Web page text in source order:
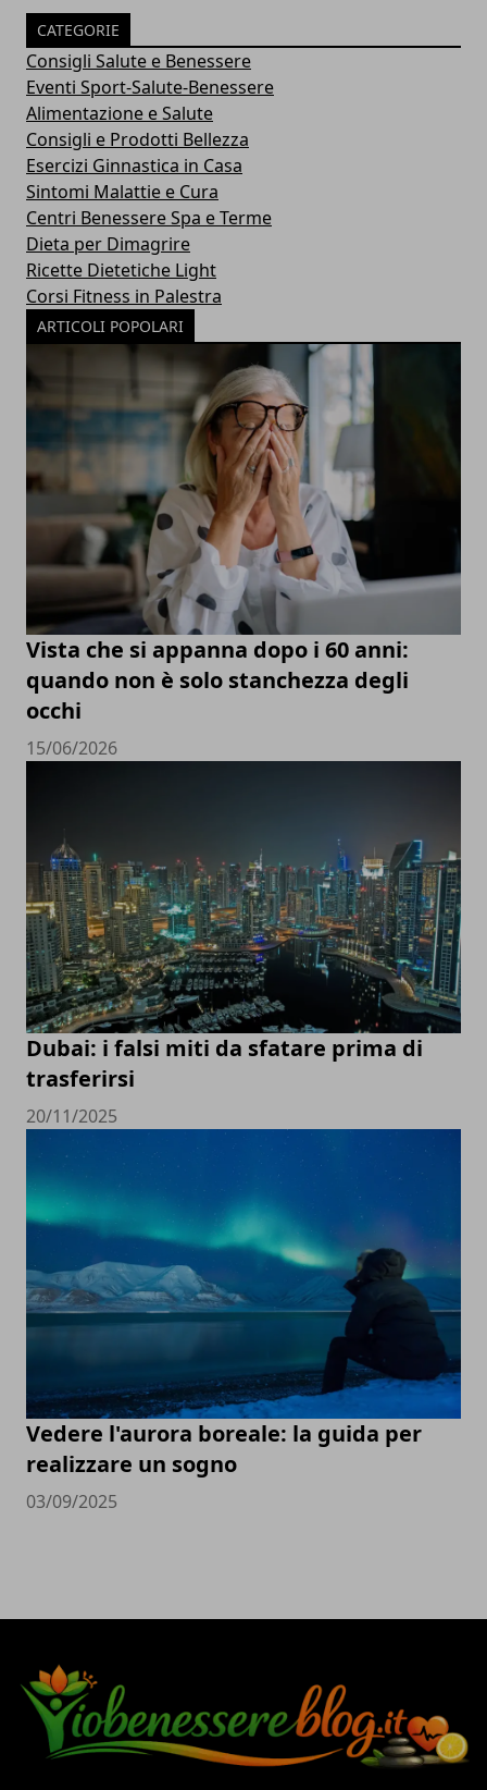
CATEGORIE
Consigli Salute e Benessere
Eventi Sport-Salute-Benessere
Alimentazione e Salute
Consigli e Prodotti Bellezza
Esercizi Ginnastica in Casa
Sintomi Malattie e Cura
Centri Benessere Spa e Terme
Dieta per Dimagrire
Ricette Dietetiche Light
Corsi Fitness in Palestra
ARTICOLI POPOLARI
Vista che si appanna dopo i 60 anni:
quando non è solo stanchezza degli
occhi
15/06/2026
Dubai: i falsi miti da sfatare prima di
trasferirsi
20/11/2025
Vedere l'aurora boreale: la guida per
realizzare un sogno
03/09/2025